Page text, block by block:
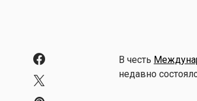
В честь
недавно